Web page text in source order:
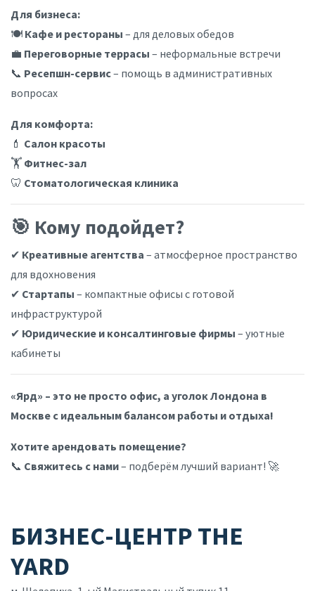
Для бизнеса:
🍽️ Кафе и рестораны – для деловых обедов
💼 Переговорные террасы – неформальные встречи
📞 Ресепшн-сервис– помощь в административных
вопросах
Для комфорта:
💄 Салон красоты
🏋️ Фитнес-зал
🦷 Стоматологическая клиника
🎯 Кому подойдет?
✔ Креативные агентства – атмосферное пространство
для вдохновения
✔ Стартапы – компактные офисы с готовой
инфраструктурой
✔ Юридические и консалтинговые фирмы – уютные
кабинеты
«Ярд» – это не просто офис, а уголок Лондона в
Москве с идеальным балансом работы и отдыха!
Хотите арендовать помещение?
📞 Свяжитесь с нами– подберём лучший вариант! 🚀
БИЗНЕС-ЦЕНТР THE
YARD